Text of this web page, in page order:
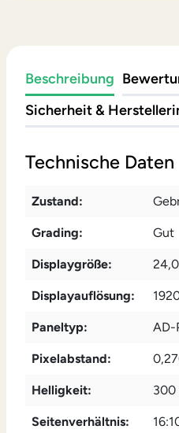
Beschreibung
Sicherheit &
Technische Daten
Zustand:
Grading: Gut
Displaygröße:
Displayauflösung:
Paneltyp: AD-
Pixelabstand:
Helligkeit: 300
Seitenverhältnis: